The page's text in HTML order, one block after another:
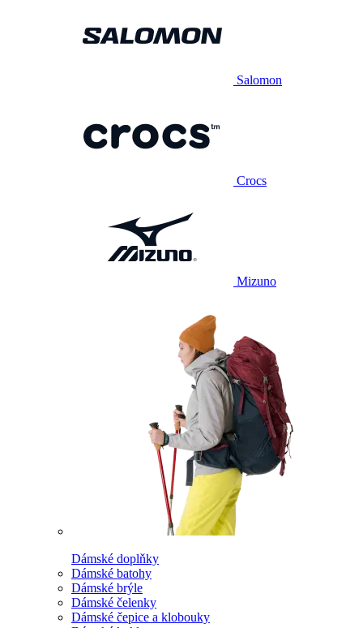
Salomon
Crocs
Mizuno
Dámské doplňky
Dámské batohy
Dámské brýle
Dámské čelenky
Dámské čepice a klobouky